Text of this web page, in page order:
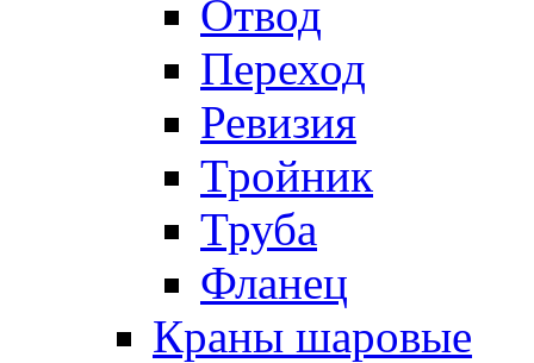
Отвод
Переход
Ревизия
Тройник
Труба
Фланец
Краны шаровые